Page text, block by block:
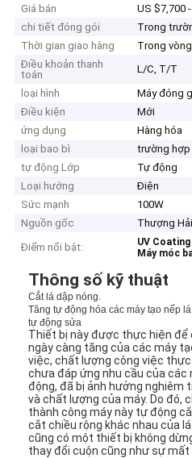
Giá bán
US $7,700
chi tiết đóng gói
Trong
Thời gian giao hàng
Trong
Điều khoản thanh
toán
L/C, T/T
loại hình
Máy đóng
Điều kiện
Mới
ứng dụng
Hàng hóa
loại bao bì
trường hợp
tự động Lớp
Tự động
Loại hướng
Điện
Sức mạnh
100W
Nguồn gốc
Thượng
Điểm nổi bật:
UV
Máy móc
Thông số kỹ thuật
Cắt lá dập nóng.
Tăng tự động hóa các máy tạo nếp
tự động sửa
Thiết bị này được thực hiện để
ngày càng tăng của các máy
việc, chất lượng công việc
chưa đáp ứng nhu cầu của các
động, đã bị ảnh hưởng nghiêm
và chất lượng của máy. Do đó,
thành công máy này tự động
cắt chiều rộng khác nhau của
cũng có một thiết bị không
thay đổi cuộn cũng như sự mất